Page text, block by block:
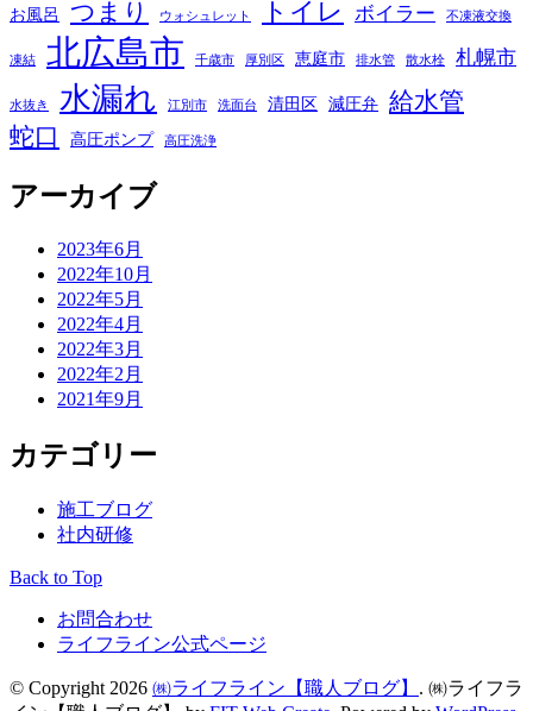
お風呂 つまり ウォシュレット トイレ ボイラー 不凍液交換
凍結 北広島市 千歳市 厚別区 恵庭市 排水管 散水栓 札幌市
水抜き 水漏れ 江別市 洗面台 清田区 減圧弁 給水管
蛇口
高圧ポンプ 高圧洗浄
アーカイブ
2023年6月
2022年10月
2022年5月
2022年4月
2022年3月
2022年2月
2021年9月
カテゴリー
施工ブログ
社内研修
Back to Top
お問合わせ
ライフライン公式ページ
© Copyright 2026 ㈱ライフライン【職人ブログ】 . ㈱ライフラ